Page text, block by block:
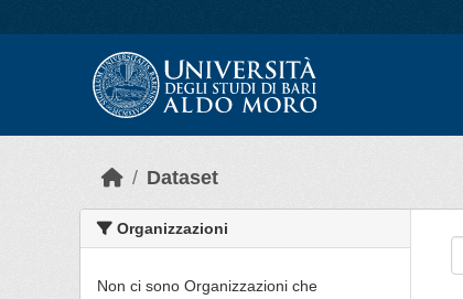
Dataset
Organizzazioni
Non ci sono Organizzazioni che